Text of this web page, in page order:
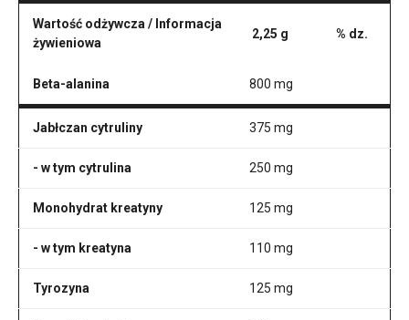
Wartość odżywcza / Informacja
żywieniowa
2,25 g % dz.
Beta-alanina 800 mg
Jabłczan cytruliny 375 mg
- w tym cytrulina 250 mg
Monohydrat kreatyny 125 mg
- w tym kreatyna 110 mg
Tyrozyna 125 mg